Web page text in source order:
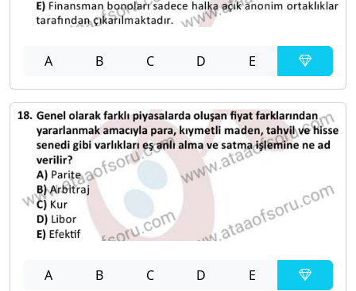
A B C D E
A B C D E